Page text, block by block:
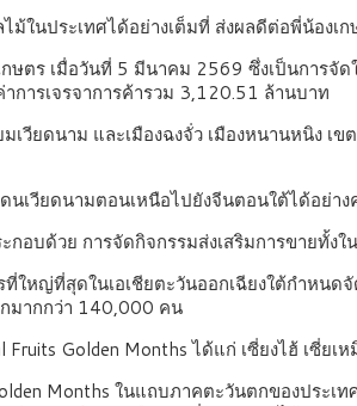
ม้ในประเทศได้อย่างเต็มที่ ส่งผลดีต่อพี่น้อ
ตร เมื่อวันที่ 5 มีนาคม 2569 ซึ่งเป็นการ
การเจรจาการค้ารวม 3,120.51 ล้านบาท
ยดนาม และเมืองฉงจั่ว เมืองหนานหนิง เ
วียดนามตอนเหนือไปยังจีนตอนใต้ได้อย่าง
บด้วย การจัดกิจกรรมส่งเสริมการขายทั้
ใหญ่ที่สุดในเอเชียตะวันออกเฉียงใต้กำ
กมากกว่า 140,000 คน
Golden Months ได้แก่ เซี่ยงไฮ้ เซี่ย
Months ในแถบภาคตะวันตกของประ